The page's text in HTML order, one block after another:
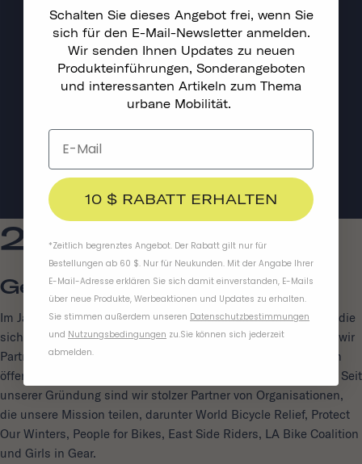
2018
Gemeinsam Dabei
Im Jahr 2018 haben wir Gemeinschaftsinitiativen unterstützt, die
sich für sicherere und integrativere Straßen einsetzen, indem wir
Partnerschaften mit Healthy Active Streets und den autofreien
öffentlichen Veranstaltungen von CicLAvia eingegangen sind. Seit
unserer Gründung sind wir stolzer Partner von Organisationen,
die unsere Mission teilen, darunter World Bicycle Relief, Protect
Our Winters, People for Bikes, East Side Riders, LA Bike Coalition
und Girls in Gear.
Schalten Sie dieses Angebot frei, wenn Sie
sich für den E-Mail-Newsletter anmelden.
Wir senden Ihnen Updates zu neuen
Produkteinführungen, Sonderangeboten
und interessanten Artikeln zum Thema
urbane Mobilität.
10 $ RABATT ERHALTEN
*Zeitlich begrenztes Angebot. Der Rabatt gilt nur für
Bestellungen ab 60 $. Nur für Neukunden. Mit der Angabe Ihrer
E-Mail-Adresse erklären Sie sich damit einverstanden, E-Mails
über neue Produkte, Werbeaktionen und Updates zu erhalten.
Sie stimmen außerdem unseren Datenschutzbestimmungen
und Nutzungsbedingungen zu.Sie können sich jederzeit
abmelden.